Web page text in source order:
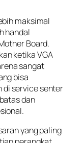
maksimal
handal
Board.
ketika VGA
sangat
bisa
di service senter
dan
yang paling